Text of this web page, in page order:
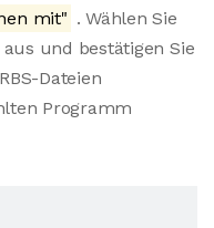
mit" . Wählen Sie
und bestätigen Sie
Dateien
Programm